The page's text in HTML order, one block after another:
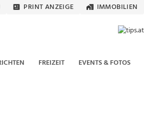
PRINT ANZEIGE IMMOBILIEN
FREIZEIT EVENTS & FOTOS